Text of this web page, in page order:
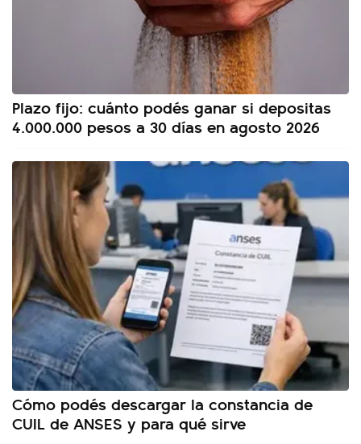
Plazo fijo: cuánto podés ganar si depositas
4.000.000 pesos a 30 días en agosto 2026
Cómo podés descargar la constancia de
CUIL de ANSES y para qué sirve